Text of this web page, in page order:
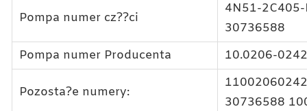
Pompa numer cz??ci
4N51-2C405-
30736588
Pompa numer Producenta
10.0206-
Pozosta?e numery:
30736588